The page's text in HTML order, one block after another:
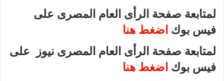
لمتابعة صفحة الرأى العام المصرى على
فيس بوك اضغط هنا
لمتابعة صفحة الرأى العام المصرى نيوز على
فيس بوك اضغط هنا